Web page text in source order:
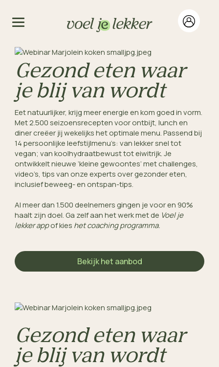
Gezond eten waar
je blij van wordt
Eet natuurlijker, krijg meer energie en kom goed in vorm.
Met 2.500 seizoensrecepten voor ontbijt, lunch en
diner creëer jij wekelijks het optimale menu. Passend bij
14 persoonlijke leefstijlmenu’s: van lekker snel tot
vegan; van koolhydraatbewust tot eiwitrijk. Je
ontwikkelt nieuwe ‘kleine gewoontes’ met challenges,
video’s, tips van onze experts over gezonder eten,
inclusief beweeg- en ontspan-tips.
Al meer dan 1.500 deelnemers gingen je voor en 90%
haalt zijn doel. Ga zelf aan het werk met de Voel je
lekker app of kies het coaching programma.
Bekijk het aanbod
Gezond eten waar
je blij van wordt